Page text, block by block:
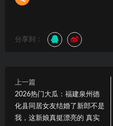
分享到：
上一篇
2026热门大瓜：福建泉州德
化县同居女友结婚了新郎不是
我，这新娘真挺漂亮的 真实